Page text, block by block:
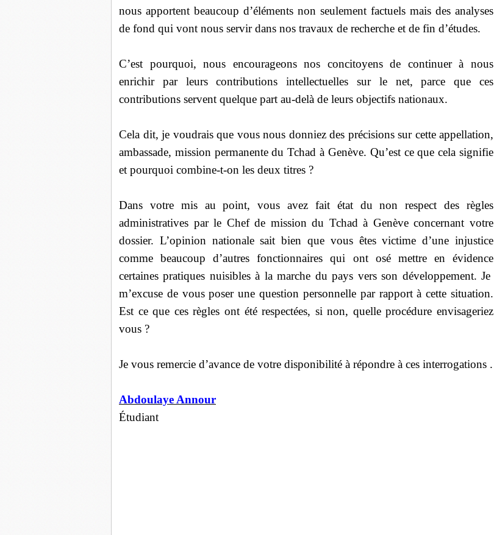
nous apportent beaucoup d’éléments non seulement factuels mais des analyses
de fond qui vont nous servir dans nos travaux de recherche et de fin d’études.
C’est pourquoi, nous encourageons nos concitoyens de continuer à nous
enrichir par leurs contributions intellectuelles sur le net, parce que ces
contributions servent quelque part au-delà de leurs objectifs nationaux.
Cela dit, je voudrais que vous nous donniez des précisions sur cette appellation,
ambassade, mission permanente du Tchad à Genève. Qu’est ce que cela signifie
et pourquoi combine-t-on les deux titres ?
Dans votre mis au point, vous avez fait état du non respect des règles
administratives par le Chef de mission du Tchad à Genève concernant votre
dossier. L’opinion nationale sait bien que vous êtes victime d’une injustice
comme beaucoup d’autres fonctionnaires qui ont osé mettre en évidence
certaines pratiques nuisibles à la marche du pays vers son développement. Je
m’excuse de vous poser une question personnelle par rapport à cette situation.
Est ce que ces règles ont été respectées, si non, quelle procédure envisageriez
vous ?
Je vous remercie d’avance de votre disponibilité à répondre à ces interrogations .
Abdoulaye Annour
Étudiant